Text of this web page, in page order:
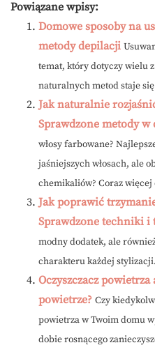
Powiązane wpisy:
Domowe sposoby na
metody depilacji
temat, który dotyczy wielu
naturalnych metod staje
Jak naturalnie
Sprawdzone metody w
włosy farbowane?
jaśniejszych włosach, ale
chemikaliów? Coraz więcej
Jak poprawić
Sprawdzone techniki
modny dodatek, ale
charakteru każdej
Oczyszczacz
powietrze? Czy
powietrza w Twoim domu
dobie rosnącego